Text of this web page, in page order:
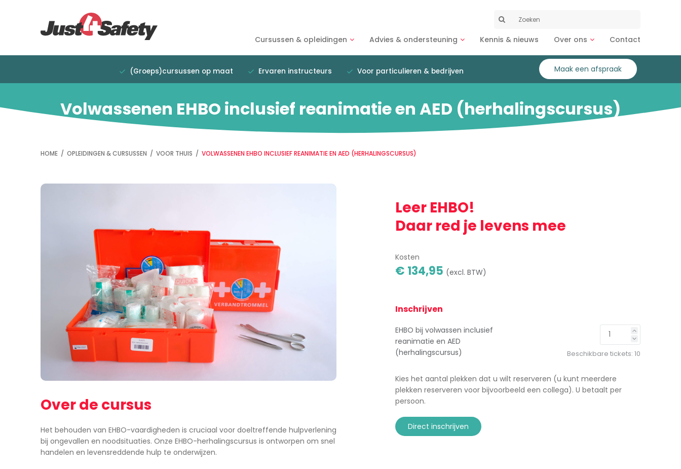
hoofdnavigatie
Zoeken
Cursussen & opleidingen
Advies & ondersteuning Kennis & nieuws Over ons Contact
(Groeps)cursussen op maat Ervaren instructeurs Voor particulieren & bedrijven Maak een afspraak
Volwassenen EHBO inclusief reanimatie en AED (herhalingscursus)
HOME / OPLEIDINGEN & CURSUSSEN / VOOR THUIS / VOLWASSENEN EHBO INCLUSIEF REANIMATIE EN AED (HERHALINGSCURSUS)
Over de cursus
Het behouden van EHBO-vaardigheden is cruciaal voor doeltreffende hulpverlening
bij ongevallen en noodsituaties. Onze EHBO-herhalingscursus is ontworpen om snel
handelen en levensreddende hulp te onderwijzen.
Leer EHBO!
Daar red je levens mee
Kosten
€ 134,95 (excl. BTW)
Inschrijven
EHBO bij volwassen inclusief
reanimatie en AED
(herhalingscursus)
Beschikbare tickets: 10
Kies het aantal plekken dat u wilt reserveren (u kunt meerdere
plekken reserveren voor bijvoorbeeld een collega). U betaalt per
persoon.
direct inschrijven